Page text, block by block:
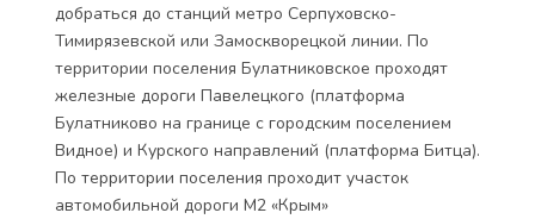
добраться до станций метро Серпуховско-
Тимирязевской или Замоскворецкой линии. По
территории поселения Булатниковское проходят
железные дороги Павелецкого (платформа
Булатниково на границе с городским поселением
Видное) и Курского направлений (платформа Битца).
По территории поселения проходит участок
автомобильной дороги М2 «Крым»